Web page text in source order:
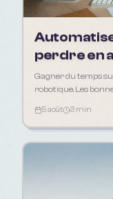
perdre en
Gagner du temps
robotique. Les
5 août 3 min